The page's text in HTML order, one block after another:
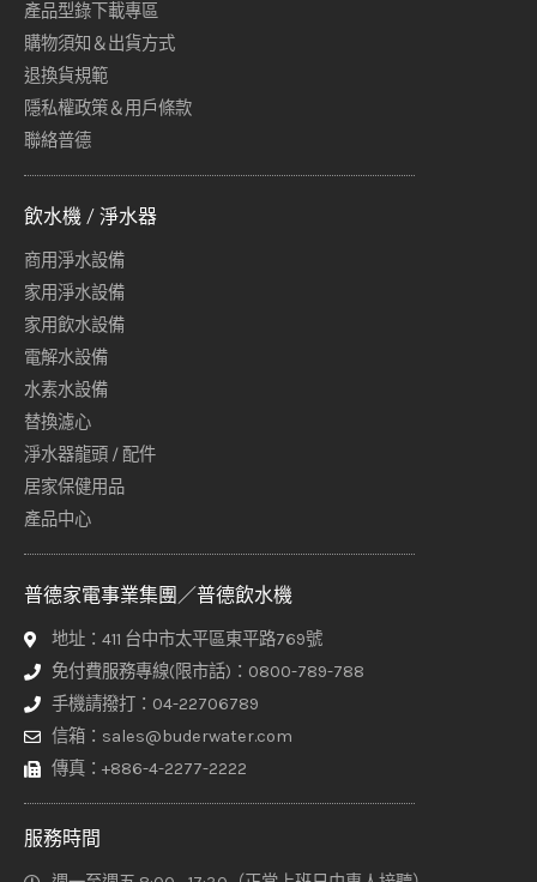
產品型錄下載專區
購物須知＆出貨方式
退換貨規範
隱私權政策＆用戶條款
聯絡普德
飲水機 / 淨水器
商用淨水設備
家用淨水設備
家用飲水設備
電解水設備
水素水設備
替換濾心
淨水器龍頭 / 配件
居家保健用品
產品中心
普德家電事業集團／普德飲水機
地址：411 台中市太平區東平路769號
免付費服務專線(限市話)：0800-789-788
手機請撥打：04-22706789
信箱：sales@buderwater.com
傳真：+886-4-2277-2222
服務時間